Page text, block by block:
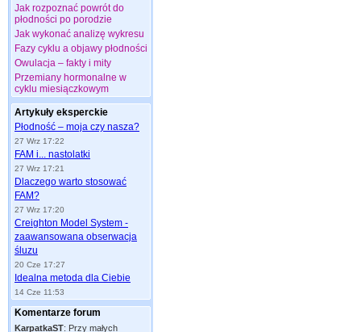
Jak rozpoznać powrót do
płodności po porodzie
Jak wykonać analizę wykresu
Fazy cyklu a objawy płodności
Owulacja – fakty i mity
Przemiany hormonalne w
cyklu miesiączkowym
Artykuły eksperckie
Płodność – moja czy nasza?
27 Wrz 17:22
FAM i... nastolatki
27 Wrz 17:21
Dlaczego warto stosować
FAM?
27 Wrz 17:20
Creighton Model System -
zaawansowana obserwacja
śluzu
20 Cze 17:27
Idealna metoda dla Ciebie
14 Cze 11:53
Komentarze forum
KarpatkaST: Przy małych